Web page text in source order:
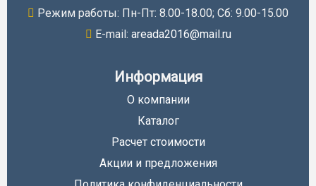
Режим работы: Пн-Пт: 8.00-18.00; Cб: 9.00-15.00
E-mail: areada2016@mail.ru
Информация
О компании
Каталог
Расчет стоимости
Акции и предложения